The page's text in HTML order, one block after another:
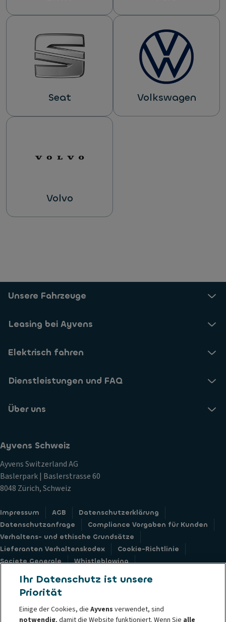
Seat Volkswagen
Volvo
Unsere Fahrzeuge
Leasing bei Ayvens
Elektrisch fahren
Dienstleistungen und FAQ
Über uns
Ayvens Schweiz
Ayvens Switzerland AG
Baslerpark | Baslerstrasse 60
8048 Zürich, Schweiz
Impressum AGB
Datenschutzerklärung
Datenschutzanfrage
Compliance Vorgaben für Kunden
Verhaltens- und ethische Grundsätze
Lieferanten Verhaltenskodex
Cookie-Richtlinie
Societe Generale
Whistleblowing
Ihr Datenschutz ist unsere
Priorität
Einige der Cookies, dieAyvens verwendet, sind
notwendig, damit die Website funktioniert. Wenn Sie alle